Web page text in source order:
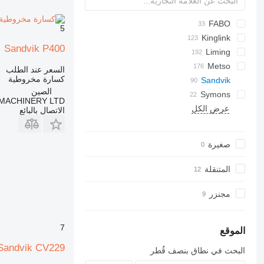
60
250
FABO
FTC
MCC
MCK
Kinglink
KL
PE
BR
Liming
CI5X-Series
CSB-Series
HPT-Series
HST-Series
VSI-Series
C-seriesMetso
Lokotrack
Nordberg
C-series
Maxtrak
Remax
Sandvik
CH
CH420QH
Symons
C1545
عرض الكل
صغيرة
المتنقلة
مجنزر
الموقع
البحث في نطاق بنصف قُطر
5
Sandvik P400
السعر عند الطلب
كسارة مخروطية
الصين
LTD
الاتصال بالبائع
7
CV229